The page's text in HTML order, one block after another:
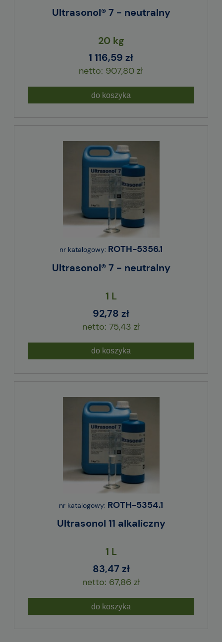
Ultrasonol® 7 - neutralny
20 kg
1 116,59 zł
907,80 zł
do koszyka
nr katalogowy: ROTH-5356.1
Ultrasonol® 7 - neutralny
1 L
92,78 zł
75,43 zł
do koszyka
nr katalogowy: ROTH-5354.1
Ultrasonol 11 alkaliczny
1 L
83,47 zł
67,86 zł
do koszyka